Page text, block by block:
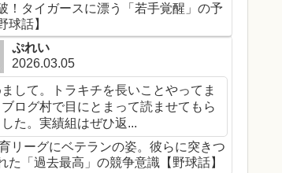
！タイガースに漂う「若手覚醒」の予
球話】
ぷれい
2026.03.05
して。トラキチを長いことやってま
ログ村で目にとまって読ませてもら
た。実績組はぜひ返...
リーグにベテランの姿。彼らに突きつ
た「過去最高」の競争意識【野球話】